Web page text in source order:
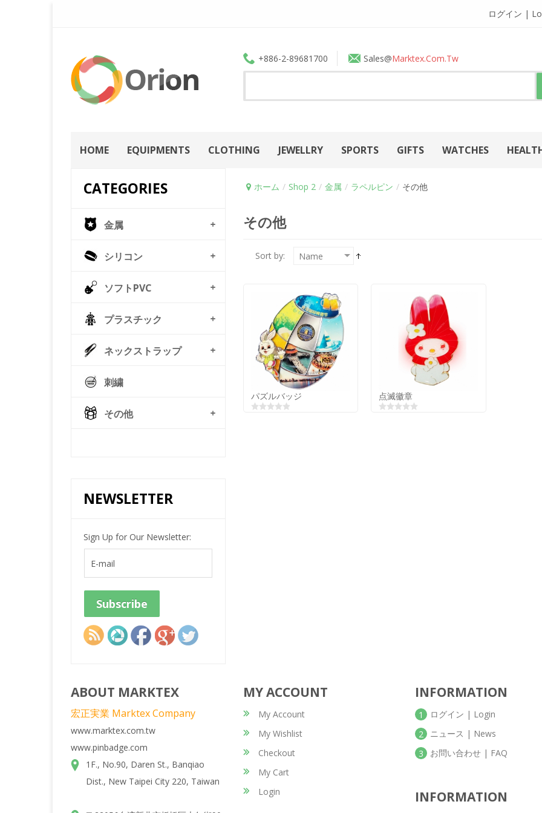
ログイン |
+886-2-89681700 Sales@Marktex.com.tw
HOME EQUIPMENTS CLOTHING JEWELLRY SPORTS GIFTS WATCHES
CATEGORIES
金属
シリコン
ソフトPVC
プラスチック
ネックストラップ
刺繍
その他
NEWSLETTER
Sign Up for Our Newsletter:
ホーム / Shop 2 / 金属 / ラペルピン / その他
その他
Sort by:
パズルバッジ 点滅徽章
ABOUT MARKTEX
宏正実業 Marktex Company
www.marktex.com.tw
www.pinbadge.com
1F., No.90, Daren St., Banqiao
Dist., New Taipei City 220, Taiwan
MY ACCOUNT
My Account
My Wishlist
Checkout
My Cart
Login
INFORMATION
1
ログイン | Login
2
ニュース | News
3
お問い合わせ | FAQ
INFORMATION